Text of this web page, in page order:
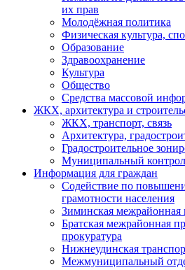
их прав
Молодёжная политика
Физическая культура,
Образование
Здравоохранение
Культура
Общество
Средства массовой
ЖКХ, архитектура и
ЖКХ, транспорт, связь
Архитектура,
Градостроительное
Муниципальный
Информация для граждан
Содействие по
грамотности населения
Зиминская межрайонная
Братская межрайонная
прокуратура
Нижнеудинская
Межмуниципальный